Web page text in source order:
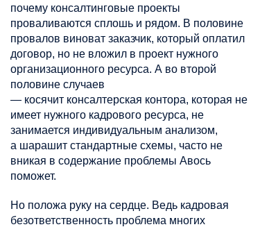
почему консалтинговые проекты
проваливаются сплошь и рядом. В половине
провалов виноват заказчик, который оплатил
договор, но не вложил в проект нужного
организационного ресурса. А во второй
половине случаев
— косячит консалтерская контора, которая не
имеет нужного кадрового ресурса, не
занимается индивидуальным анализом,
а шарашит стандартные схемы, часто не
вникая в содержание проблемы Авось
поможет.
Но положа руку на сердце. Ведь кадровая
безответственность проблема многих